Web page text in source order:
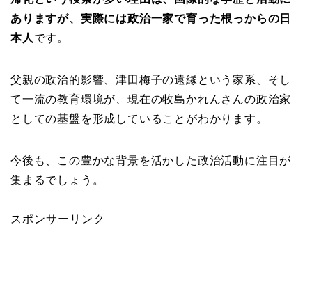
ありますが、実際には政治一家で育った根っからの日
本人 です。
父親の政治的影響、津田梅子の遠縁という家系、そし
て一流の教育環境が、現在の牧島かれんさんの政治家
としての基盤を形成していることがわかります。
今後も、この豊かな背景を活かした政治活動に注目が
集まるでしょう。
スポンサーリンク